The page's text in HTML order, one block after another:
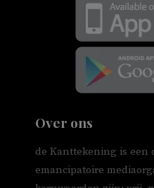
Over ons
de Kanttekening is een
emancipatoire